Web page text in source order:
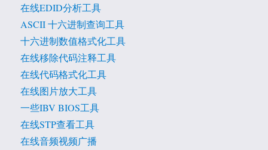
在线EDID分析工具
ASCII 十六进制查询工具
十六进制数值格式化工具
在线移除代码注释工具
在线代码格式化工具
在线图片放大工具
一些IBV BIOS工具
在线STP查看工具
在线音频视频广播